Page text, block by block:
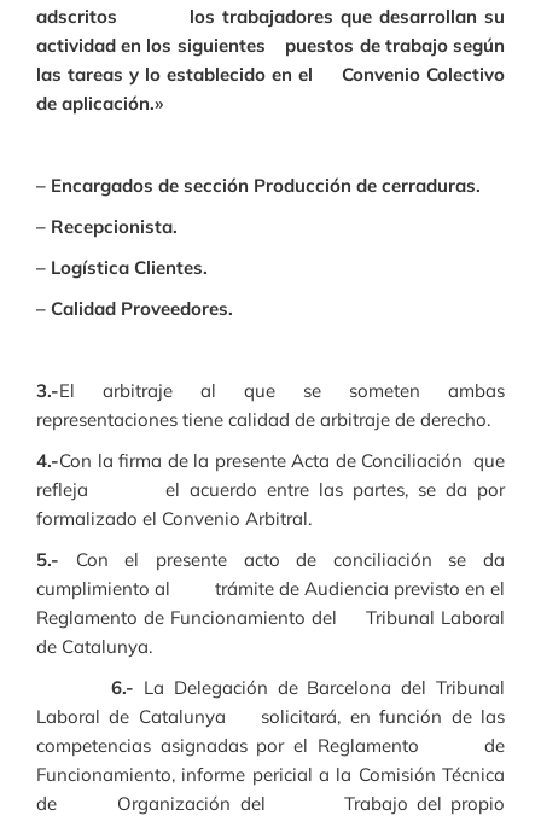
adscritos los trabajadores que desarrollan su
actividad en los siguientes puestos de trabajo según
las tareas y lo establecido en el Convenio Colectivo
de aplicación.»
– Encargados de sección Producción de cerraduras.
– Recepcionista.
– Logística Clientes.
– Calidad Proveedores.
3.-El arbitraje al que se someten ambas
representaciones tiene calidad de arbitraje de derecho.
4.-Con la firma de la presente Acta de Conciliación que
refleja el acuerdo entre las partes, se da por
formalizado el Convenio Arbitral.
5.- Con el presente acto de conciliación se da
cumplimiento al trámite de Audiencia previsto en el
Reglamento de Funcionamiento del Tribunal Laboral
de Catalunya.
6.- La Delegación de Barcelona del Tribunal
Laboral de Catalunya solicitará, en función de las
competencias asignadas por el Reglamento de
Funcionamiento, informe pericial a la Comisión Técnica
de Organización del Trabajo del propio